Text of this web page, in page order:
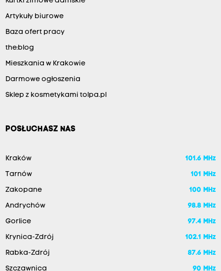
Artykuły biurowe
Baza ofert pracy
the:blog
Mieszkania w Krakowie
Darmowe ogłoszenia
Sklep z kosmetykami tolpa.pl
POSŁUCHASZ NAS
Kraków 101.6 MHz
Tarnów 101 MHz
Zakopane 100 MHz
Andrychów 98.8 MHz
Gorlice 97.4 MHz
Krynica-Zdrój 102.1 MHz
Rabka-Zdrój 87.6 MHz
Szczawnica 90 MHz